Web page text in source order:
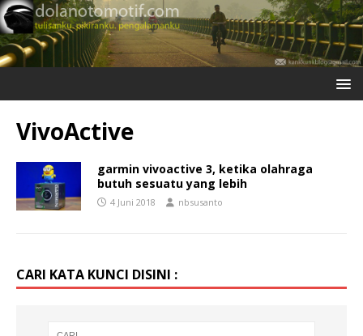
VivoActive
garmin vivoactive 3, ketika olahraga
butuh sesuatu yang lebih
4 Juni 2018 nbsusanto
CARI KATA KUNCI DISINI :